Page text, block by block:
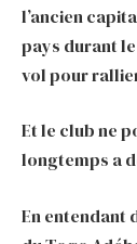
l’ancien
pays durant
vol pour
Et le club ne
longtemps a
En entendant